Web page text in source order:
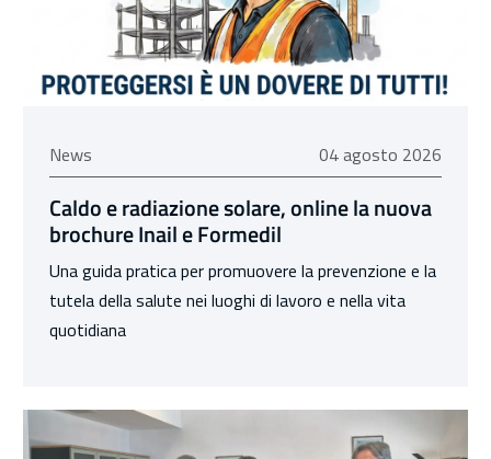
News 04 agosto 2026
04 agosto 2026
Caldo e radiazione solare, online la nuova
brochure Inail e Formedil
Una guida pratica per promuovere la prevenzione e la
tutela della salute nei luoghi di lavoro e nella vita
quotidiana